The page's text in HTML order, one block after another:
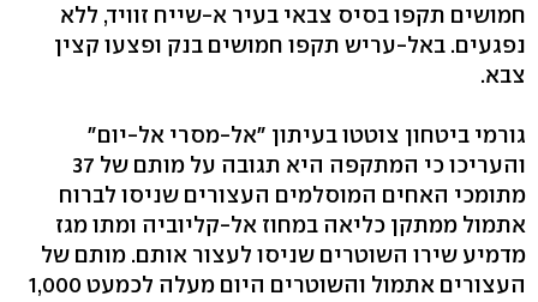
חמושים תקפו בסיס צבאי בעיר א-שייח זוויד, ללא
נפגעים. באל-עריש תקפו חמושים בנק ופצעו קצין
צבא.
גורמי ביטחון צוטטו בעיתון "אל-מסרי אל-יום"
והעריכו כי המתקפה היא תגובה על מותם של 37
מתומכי האחים המוסלמים העצורים שניסו לברוח
אתמול ממתקן כליאה במחוז אל-קליוביה ומתו מגז
מדמיע שירו השוטרים שניסו לעצור אותם. מותם של
העצורים אתמול והשוטרים היום מעלה לכמעט 1,000